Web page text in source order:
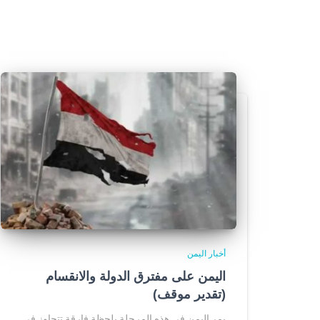
أخبار اليمن
اليمن على مفترق الدولة والانقسام
(تقدير موقف)